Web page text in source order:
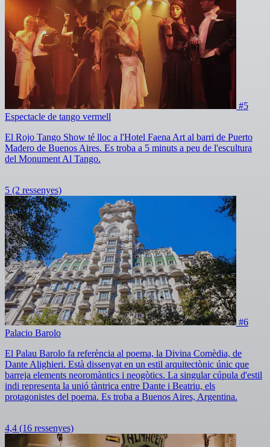
#5
Espectacle de tango vermell
El Rojo Tango Show té lloc a l'Hotel Faena Art al barri de Puerto
Madero de Buenos Aires. Es troba a 5 minuts a peu de l'escultura
del Monument Al Tango.
5 (2 ressenyes)
#6
Palacio Barolo
El Palau Barolo fa referència al poema, la Divina Comèdia, de
Dante Alighieri. Està dissenyat en un estil arquitectònic únic que
barreja elements neoromàntics i neogòtics. La singular cúpula d'estil
indi representa la unió tàntrica entre Dante i Beatriu, els
protagonistes del poema. Es troba a Buenos Aires, Argentina.
4,4 (16 ressenyes)